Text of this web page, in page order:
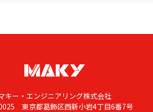
キー・エンジニアリング株式会社
東京都葛飾区西新小岩4丁目6番7号